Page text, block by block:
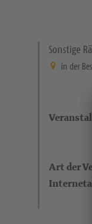
Sonstige
in der
Art der